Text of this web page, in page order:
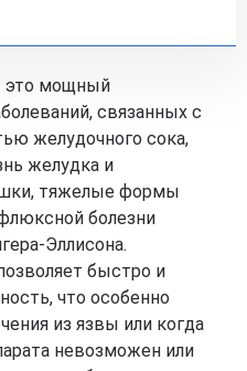
это мощный
связанных с
желудочного сока,
желудка и
тяжелые формы
болезни
Эллисона.
быстро и
что особенно
из язвы или когда
невозможен или